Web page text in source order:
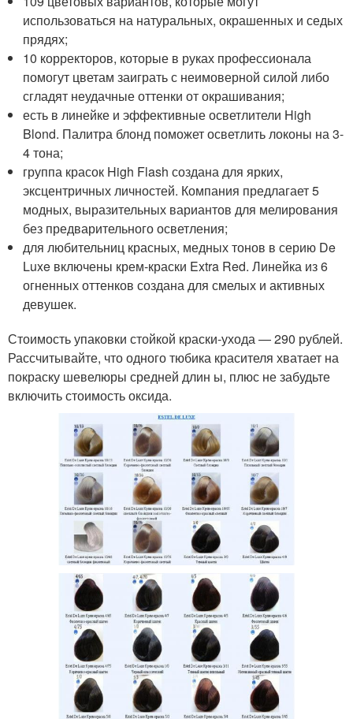
использоваться на натуральных, окрашенных и седых
прядях;
10 корректоров, которые в руках профессионала
помогут цветам заиграть с неимоверной силой либо
сгладят неудачные оттенки от окрашивания;
есть в линейке и эффективные осветлители High
Blond. Палитра блонд поможет осветлить локоны на 3-
4 тона;
группа красок High Flash создана для ярких,
эксцентричных личностей. Компания предлагает 5
модных, выразительных вариантов для мелирования
без предварительного осветления;
для любительниц красных, медных тонов в серию De
Luxe включены крем-краски Extra Red. Линейка из 6
огненных оттенков создана для смелых и активных
девушек.
Стоимость упаковки стойкой краски-ухода — 290 рублей.
Рассчитывайте, что одного тюбика красителя хватает на
покраску шевелюры средней длин ы, плюс не забудьте
включить стоимость оксида.